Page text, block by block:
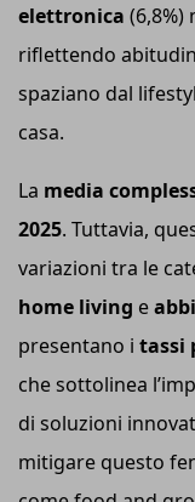
elettronica
riflettendo
spaziano dal
casa.
La media
2025. Tuttavia,
variazioni tra le
home living ea
presentano i tassi
che sottolinea
di soluzioni
mitigare questo